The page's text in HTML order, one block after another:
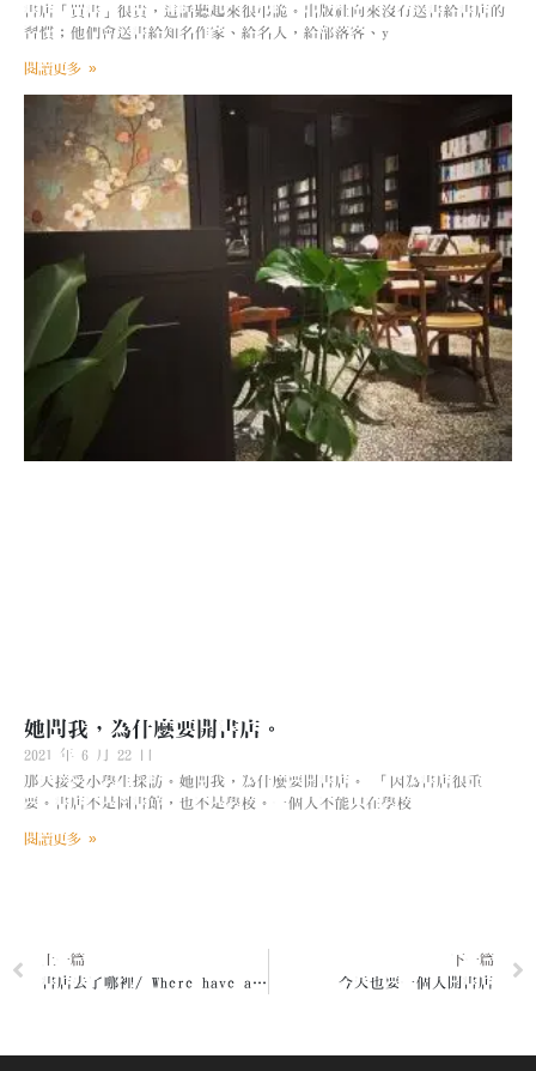
書店「買書」很貴，這話聽起來很弔詭。出版社向來沒有送書給書店的
習慣；他們會送書給知名作家、給名人，給部落客、y
閱讀更多 »
她問我，為什麼要開書店。
2021 年 6 月 22 日
那天接受小學生採訪。她問我，為什麼要開書店。 「因為書店很重
要。書店不是圖書館，也不是學校。一個人不能只在學校
閱讀更多 »
上一篇
書店去了哪裡/ Where have all the bookstores gone?
下一篇
今天也要一個人開書店